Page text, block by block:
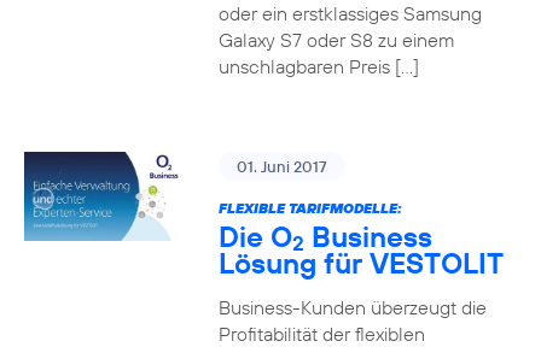
oder ein erstklassiges Samsung
Galaxy S7 oder S8 zu einem
unschlagbaren Preis […]
01. Juni 2017
FLEXIBLE TARIFMODELLE:
Die O2 Business
Lösung für VESTOLIT
Business-Kunden überzeugt die
Profitabilität der flexiblen